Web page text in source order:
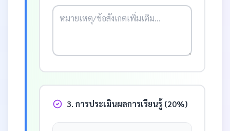
3. การประเมินผลการเรียนรู้ (20%)